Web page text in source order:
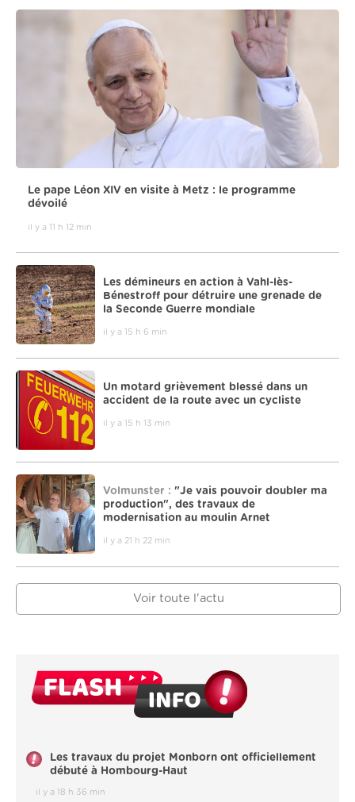
Le pape Léon XIV en visite à Metz : le programme
dévoilé
il y a 11 h 12 min
Les démineurs en action à Vahl-lès-
Bénestroff pour détruire une grenade de
la Seconde Guerre mondiale
il y a 15 h 6 min
Un motard grièvement blessé dans un
accident de la route avec un cycliste
il y a 15 h 13 min
Volmunster : "Je vais pouvoir doubler ma
production", des travaux de
modernisation au moulin Arnet
il y a 21 h 22 min
Voir toute l'actu
Les travaux du projet Monborn ont officiellement
débuté à Hombourg-Haut
il y a 18 h 36 min